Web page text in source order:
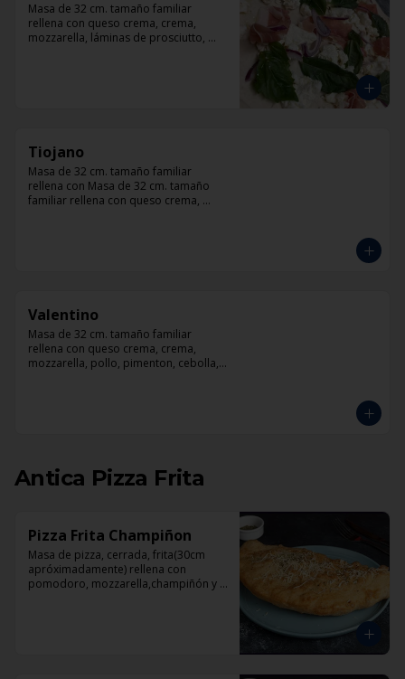
Masa de 32 cm. tamaño familiar
rellena con queso crema, crema,
mozzarella, láminas de prosciutto,
Tiojano
Masa de 32 cm. tamaño familiar
rellena con Masa de 32 cm. tamaño
familiar rellena con queso crema,
Valentino
Masa de 32 cm. tamaño familiar
rellena con queso crema, crema,
mozzarella, pollo, pimenton, cebolla,
Antica Pizza Frita
Pizza Frita Champiñon
Masa de pizza, cerrada, frita(30cm
apróximadamente) rellena con
pomodoro, mozzarella,champiñón y